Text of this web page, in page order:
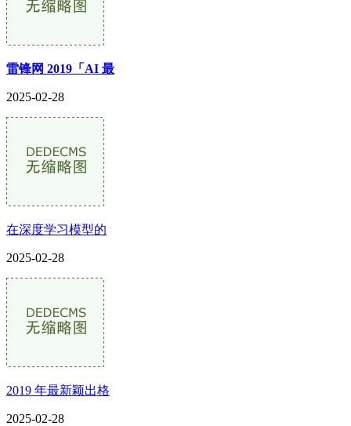
雷锋网 2019「AI 最
2025-02-28
在深度学习模型的
2025-02-28
2019 年最新颖出格
2025-02-28